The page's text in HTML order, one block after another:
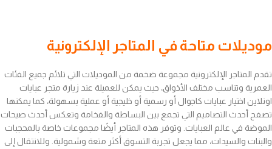
موديلات متاحة في المتاجر الإلكترونية
تقدم المتاجر الإلكترونية مجموعة ضخمة من الموديلات التي تلائم جميع الفئات
العمرية وتناسب مختلف الأذواق، حيث يمكن للعميلة عند زيارة متجر عبايات
اونلاين اختيار عبايات كاجوال أو رسمية أو خليجية أو عملية بسهولة، كما يمكنها
تصفح أحدث التصاميم التي تجمع بين البساطة والفخامة وتعكس أحدث صيحات
الموضة في عالم العبايات. وتوفر هذه المتاجر أيضًا مجموعات خاصة بالمحجبات
والبنات والسيدات، مما يجعل تجربة التسوق أكثر متعة وشمولية. وللانتقال إلى